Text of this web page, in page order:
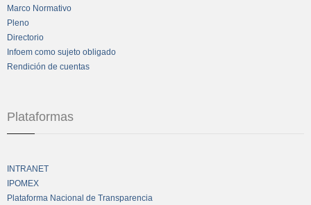
Marco Normativo
Pleno
Directorio
Infoem como sujeto obligado
Rendición de cuentas
Plataformas
INTRANET
IPOMEX
Plataforma Nacional de Transparencia